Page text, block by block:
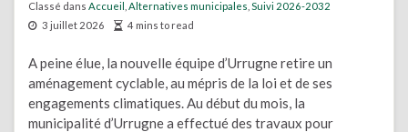
Classé dans Accueil Alternatives municipales Suivi 2026-2032
3 juillet 2026
4 mins to read
A peine élue, la nouvelle équipe d’Urrugne retire un
aménagement cyclable, au mépris de la loi et de ses
engagements climatiques. Au début du mois, la
municipalité d’Urrugne a effectué des travaux pour